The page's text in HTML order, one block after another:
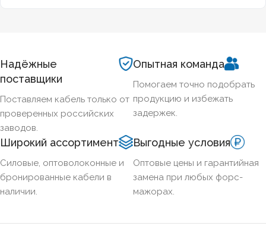
Надёжные
поставщики
Поставляем кабель только от
проверенных российских
заводов.
Опытная команда
Помогаем точно подобрать
продукцию и избежать
задержек.
Широкий ассортимент
Силовые, оптоволоконные и
бронированные кабели в
наличии.
Выгодные условия
Оптовые цены и гарантийная
замена при любых форс-
мажорах.